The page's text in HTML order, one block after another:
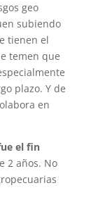
geo
subiendo
tienen el
temen que
plazo. Y de
en
el fin
2 años. No